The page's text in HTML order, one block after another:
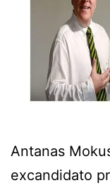
Antanas
excandidato